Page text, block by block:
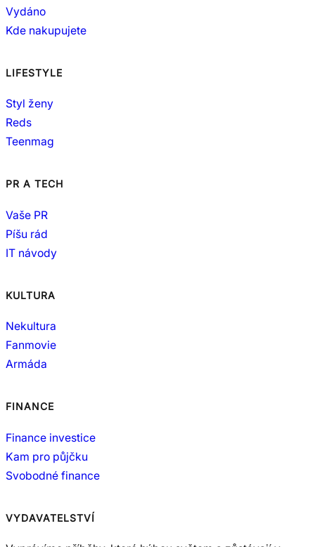
Vydáno
Kde nakupujete
LIFESTYLE
Styl ženy
Reds
Teenmag
PR A TECH
Vaše PR
Píšu rád
IT návody
KULTURA
Nekultura
Fanmovie
Armáda
FINANCE
Finance investice
Kam pro půjčku
Svobodné finance
VYDAVATELSTVÍ